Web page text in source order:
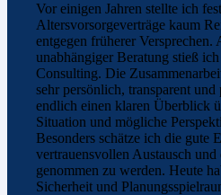
Vor einigen Jahren stellte ich
Altersvorsorgeverträge kaum
entgegen früherer Versprechen.
unabhängiger Beratung stieß
Consulting. Die
sehr persönlich, transparent
endlich einen klaren Überblick
Situation und mögliche
Besonders schätze ich die gute
vertrauensvollen Austausch und
genommen zu werden. Heute
Sicherheit und